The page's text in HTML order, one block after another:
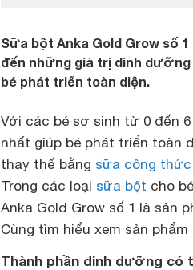
Sữa bột Anka Gold Grow số
đến những giá trị dinh
bé phát triển toàn diện.
Với các bé sơ sinh từ 0 đến
nhất giúp bé phát triển toàn
thay thế bằng sữa công thức
Trong các loại sữa bột cho
Anka Gold Grow số 1 là sản
Cùng tìm hiểu xem sản
Thành phần dinh dưỡng có